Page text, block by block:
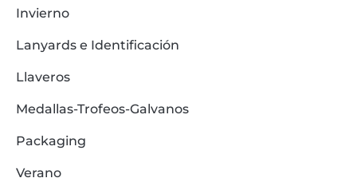
Invierno
Lanyards e Identificación
Llaveros
Medallas-Trofeos-Galvanos
Packaging
Verano